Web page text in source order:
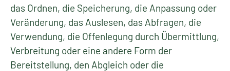
das Ordnen, die Speicherung, die Anpassung oder
Veränderung, das Auslesen, das Abfragen, die
Verwendung, die Offenlegung durch Übermittlung,
Verbreitung oder eine andere Form der
Bereitstellung, den Abgleich oder die